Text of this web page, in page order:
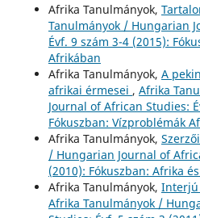
Afrika Tanulmányok,
Tanulmányok / Hungarian
Évf. 9 szám 3-4 (2015):
Afrikában
Afrika Tanulmányok, A
afrikai érmesei , Afrika
Journal of African Studies:
Fókuszban: Vízproblémák
Afrika Tanulmányok,
/ Hungarian Journal of
(2010): Fókuszban: Afrika
Afrika Tanulmányok, Interjú
Afrika Tanulmányok /